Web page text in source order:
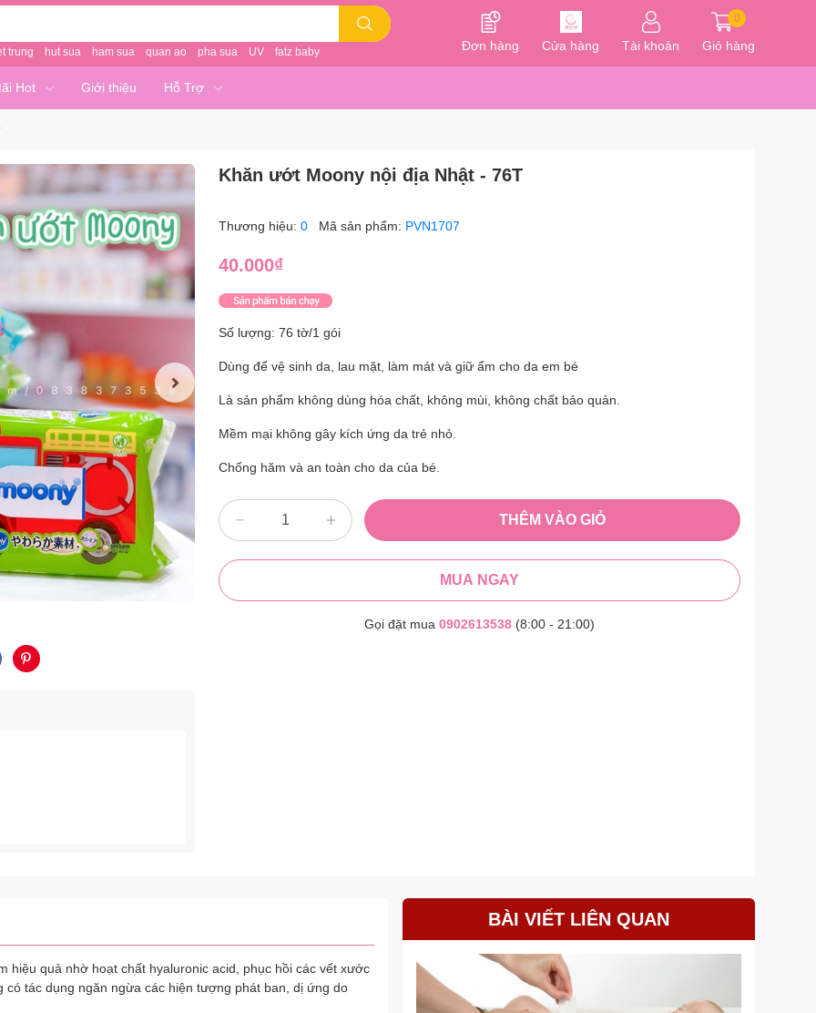
trung hut sua ham sua quan ao pha sua UV fatz baby Đơn hàng Cửa hàng Tài khoản
0
Giỏ hàng
Hot Giới thiệu Hỗ Trợ
Khăn ướt Moony nội địa Nhật - 76T
Thương hiệu: 0 Mã sản phẩm: PVN1707
40.000₫
Số lượng: 76 tờ/1 gói
Dùng để vệ sinh da, lau mặt, làm mát và giữ ẩm cho da em bé
Là sản phẩm không dùng hóa chất, không mùi, không chất bảo quản.
Mềm mại không gây kích ứng da trẻ nhỏ.
Chống hăm và an toàn cho da của bé.
THÊM VÀO GIỎ
MUA NGAY
Gọi đặt mua 0902613538 (8:00 - 21:00)
hiệu quả nhờ hoạt chất hyaluronic acid, phục hồi các vết xước
tác dụng ngăn ngừa các hiện tượng phát ban, dị ứng do
BÀI VIẾT LIÊN QUAN